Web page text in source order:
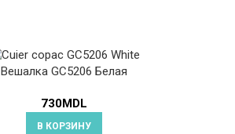
Вешалка GC5206 Белая
730MDL
В КОРЗИНУ